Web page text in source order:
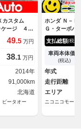
カスタム
ケージ ４Ｗ
ＨＩＤヘッ
減ブレーキ
コン 純正
ＥＴＣ
49.5 万円
38.1 万円
2014年
91,000km
北海道
ータオー
ホンダ Ｎ－Ｂ
Ｇ・ターボ
Ｄ ターボ 車
２３日 ナビ
ラ 両側パワ
ｏｏｔｈ
スマートキー
ト 横滑り
ドルシフト
支払総額(税込)
車両本体価格
(税込)
年式
走行距離
エリア
ニコニコモータ